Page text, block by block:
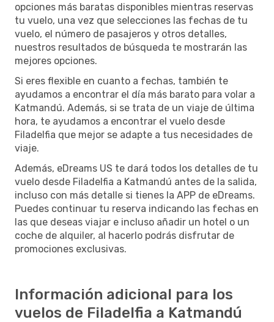
opciones más baratas disponibles mientras reservas
tu vuelo, una vez que selecciones las fechas de tu
vuelo, el número de pasajeros y otros detalles,
nuestros resultados de búsqueda te mostrarán las
mejores opciones.
Si eres flexible en cuanto a fechas, también te
ayudamos a encontrar el día más barato para volar a
Katmandú. Además, si se trata de un viaje de última
hora, te ayudamos a encontrar el vuelo desde
Filadelfia que mejor se adapte a tus necesidades de
viaje.
Además, eDreams US te dará todos los detalles de tu
vuelo desde Filadelfia a Katmandú antes de la salida,
incluso con más detalle si tienes la APP de eDreams.
Puedes continuar tu reserva indicando las fechas en
las que deseas viajar e incluso añadir un hotel o un
coche de alquiler, al hacerlo podrás disfrutar de
promociones exclusivas.
Información adicional para los
vuelos de Filadelfia a Katmandú